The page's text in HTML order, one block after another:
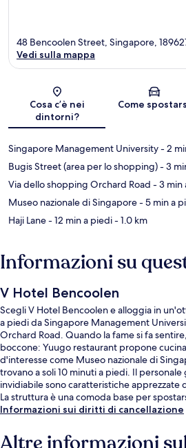
Mappa
48 Bencoolen Street, Singapore,
Vedi sulla mappa
Cosa c’è nei
dintorni?
Come
Singapore Management University- 2
Bugis Street (area per lo shopping)- 3
Via dello shopping Orchard Road - 3 min
Museo nazionale di Singapore- 5 min a
Haji Lane- 12 min a piedi- 1.0 km
Informazioni su
V Hotel Bencoolen
Scegli V Hotel Bencoolen e alloggia in
a piedi da Singapore Management
Orchard Road. Quando la fame si fa
boccone: Yuugo restaurant propone
d'interesse come Museo nazionale di
trovano a soli 10 minuti a piedi. Il
invidiabile sono caratteristiche apprezzate
La struttura è una comoda base per
Stazione di Bencoolen si trova a 2 min a
Informazioni sui diritti di cancellazione